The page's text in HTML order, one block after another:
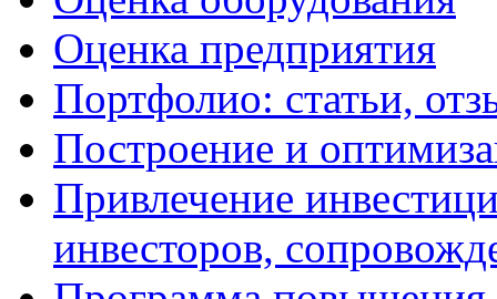
Оценка предприятия
Портфолио: статьи,
Построение и
Привлечение
инвесторов,